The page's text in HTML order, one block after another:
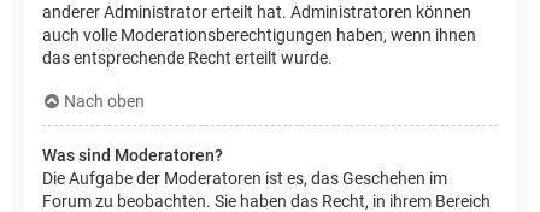
anderer Administrator erteilt hat. Administratoren können
auch volle Moderationsberechtigungen haben, wenn ihnen
das entsprechende Recht erteilt wurde.
Nach oben
Was sind Moderatoren?
Die Aufgabe der Moderatoren ist es, das Geschehen im
Forum zu beobachten. Sie haben das Recht, in ihrem Bereich